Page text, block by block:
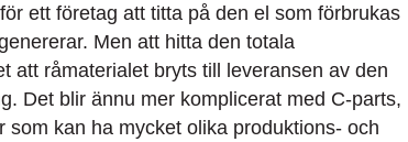
ett företag att titta på den el som förbrukas
Men att hitta den totala
att råmaterialet bryts till leveransen av den
Det blir ännu mer komplicerat med C-parts,
kan ha mycket olika produktions- och